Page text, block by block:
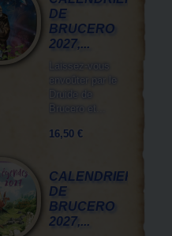
DE
BRUCERO
2027,...
Laissez-vous
envoûter par le
Druide de
Brucero et...
16,50 €
CALENDRIER
DE
BRUCERO
2027,...